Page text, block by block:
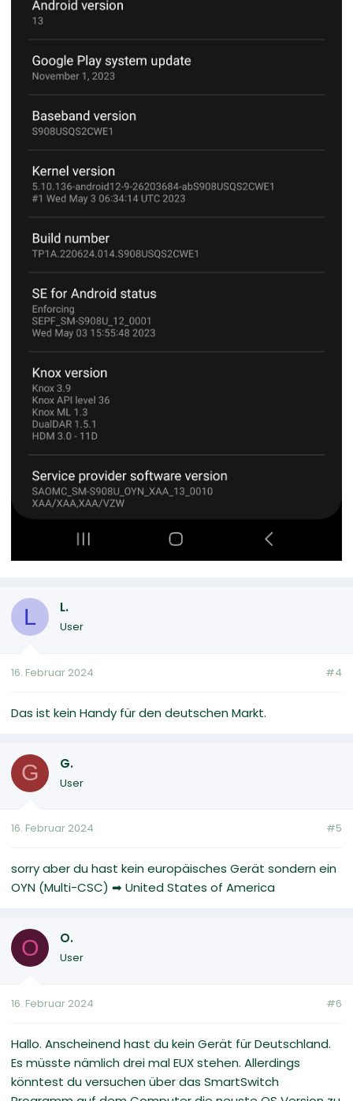
L L.
User
16. Februar 2024 #4
Das ist kein Handy für den deutschen Markt.
G G.
User
16. Februar 2024 #5
sorry aber du hast kein europäisches Gerät sondern ein
OYN (Multi-CSC) ➡ United States of America
O O.
User
16. Februar 2024 #6
Hallo. Anscheinend hast du kein Gerät für Deutschland.
Es müsste nämlich drei mal EUX stehen. Allerdings
könntest du versuchen über das SmartSwitch